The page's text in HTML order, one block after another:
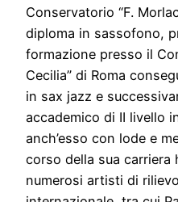
Conservatorio “F.
diploma in sassofono,
formazione presso il
Cecilia” di Roma
in sax jazz e
accademico di II livello
anch’esso con lode e
corso della sua carriera
numerosi artisti di